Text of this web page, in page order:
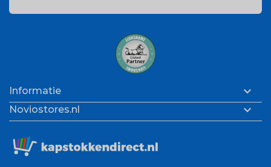
Informatie 
Noviostores.nl 